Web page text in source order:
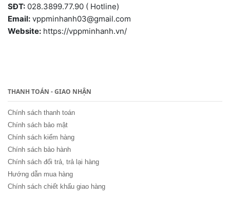
SĐT: 028.3899.77.90 ( Hotline)
Email: vppminhanh03@gmail.com
Website: https://vppminhanh.vn/
THANH TOÁN - GIAO NHẬN
Chính sách thanh toán
Chính sách bảo mật
Chính sách kiểm hàng
Chính sách bảo hành
Chính sách đổi trả, trả lại hàng
Hướng dẫn mua hàng
Chính sách chiết khấu giao hàng